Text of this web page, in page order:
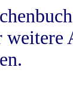
weitere